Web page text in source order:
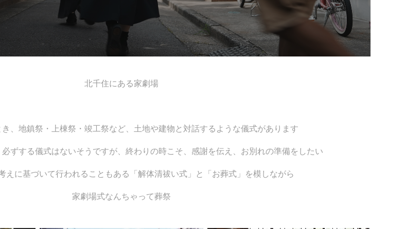
北千住にある家劇場
、地鎮祭・上棟祭・竣工祭など、土地や建物と対話するような儀式があります
ずする儀式はないそうですが、終わりの時こそ、感謝を伝え、お別れの準備をしたい
えに基づいて行われることもある「解体清祓い式」と「お葬式」を模しながら
家劇場式なんちゃって葬祭